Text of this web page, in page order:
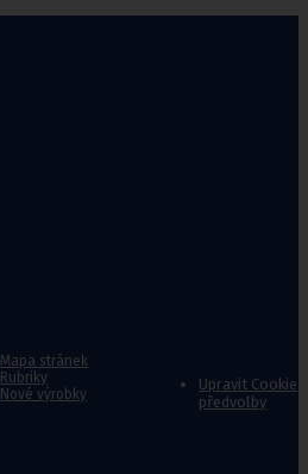
Mapa stránek
Rubriky
Nové výrobky
Upravit Cookie
předvolby